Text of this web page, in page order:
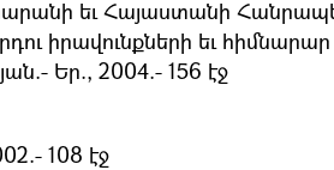
եւ Հայաստանի
իրավունքների եւ հիմնարար
Եր., 2004.- 156 էջ
108 էջ